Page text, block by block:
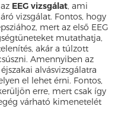
EEG vizsgálat, ami
vizsgálat. Fontos, hogy
mert az első EEG
mutathatja,
akár a túlzott
Amennyiben az
alvásvizsgálatra
el lehet érni. Fontos,
erre, mert csak így
várható kimenetelét